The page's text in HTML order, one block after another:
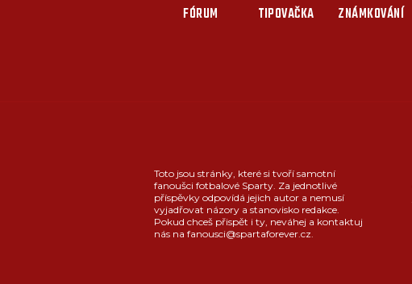
FÓRUM TIPOVAČKA ZNÁMKOVÁNÍ
Toto jsou stránky, které si tvoří samotní
fanoušci fotbalové Sparty. Za jednotlivé
příspěvky odpovídá jejich autor a nemusí
vyjadřovat názory a stanovisko redakce.
Pokud chceš přispět i ty, neváhej a kontaktuj
nás na fanousci@spartaforever.cz.